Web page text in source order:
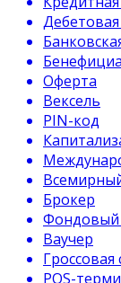
Оферта
Вексель
PIN-код
Брокер
Ваучер
Гроссовая
POS-